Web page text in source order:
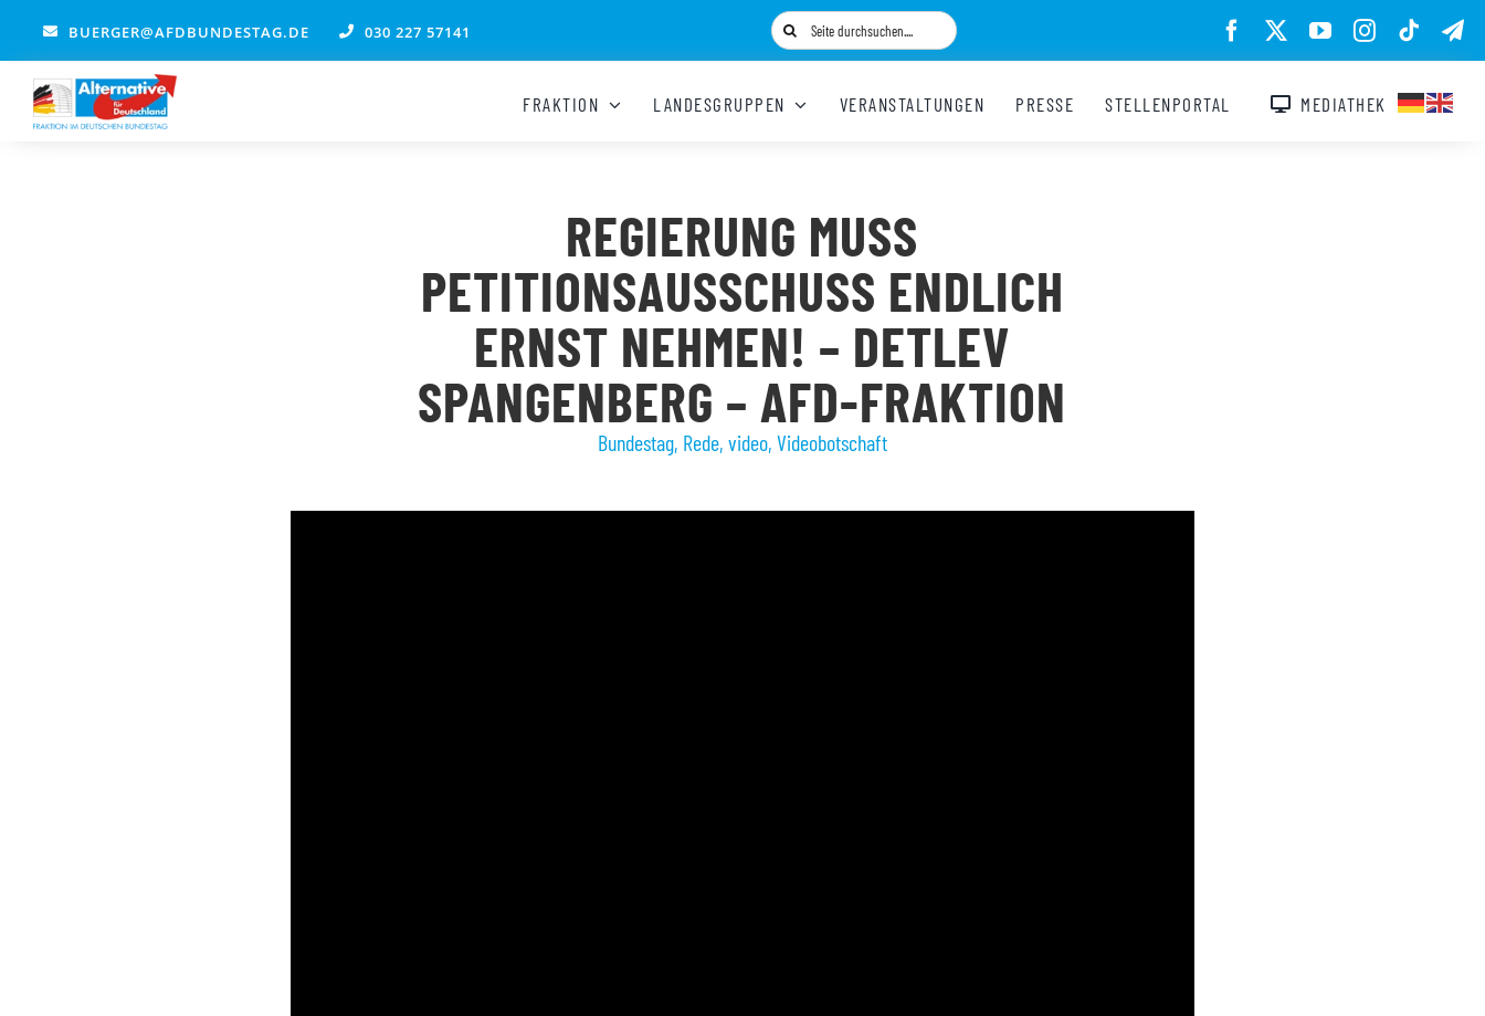
springen
BUERGER@AFDBUNDESTAG.DE 030 227 57141
Suche
nach:
FRAKTION LANDESGRUPPEN VERANSTALTUNGEN PRESSE STELLENPORTAL MEDIATHEK
REGIERUNG MUSS
PETITIONSAUSSCHUSS ENDLICH
ERNST NEHMEN! – DETLEV
SPANGENBERG – AFD-FRAKTION
Bundestag, Rede, video, Videobotschaft